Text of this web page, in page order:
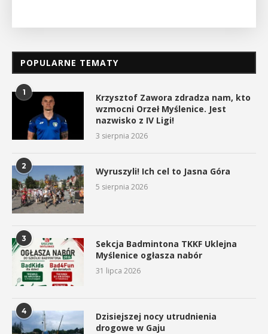
POPULARNE TEMATY
1
Krzysztof Zawora zdradza nam, kto
wzmocni Orzeł Myślenice. Jest
nazwisko z IV Ligi!
3 sierpnia 2026
2 Wyruszyli! Ich cel to Jasna Góra
5 sierpnia 2026
3
Sekcja Badmintona TKKF Uklejna
Myślenice ogłasza nabór
31 lipca 2026
4
Dzisiejszej nocy utrudnienia
drogowe w Gaju